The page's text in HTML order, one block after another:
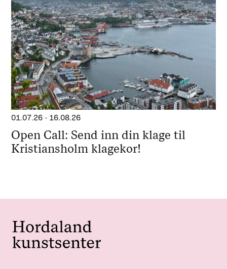
01.07.26 - 16.08.26
Open Call: Send inn din klage til
Kristiansholm klagekor!